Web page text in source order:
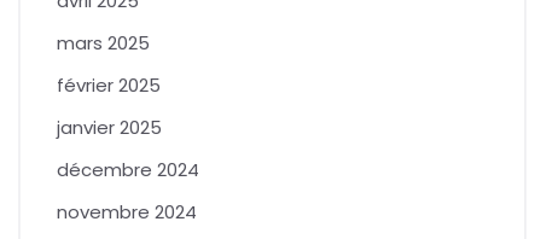
mars 2025
février 2025
janvier 2025
décembre 2024
novembre 2024